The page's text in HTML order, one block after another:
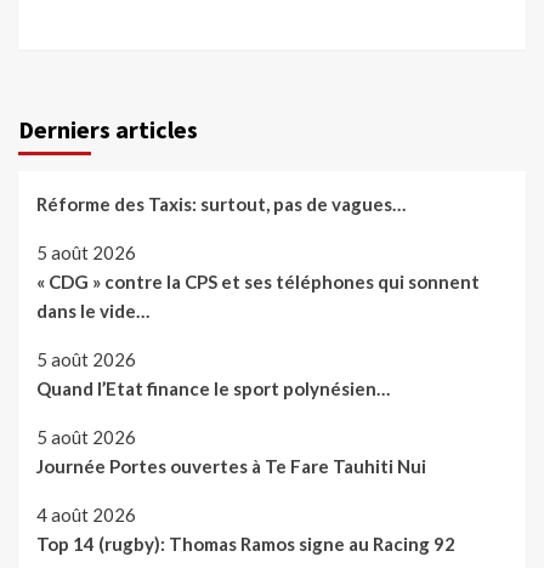
Derniers articles
Réforme des Taxis: surtout, pas de vagues…
5 août 2026
« CDG » contre la CPS et ses téléphones qui sonnent
dans le vide…
5 août 2026
Quand l’Etat finance le sport polynésien…
5 août 2026
Journée Portes ouvertes à Te Fare Tauhiti Nui
4 août 2026
Top 14 (rugby): Thomas Ramos signe au Racing 92